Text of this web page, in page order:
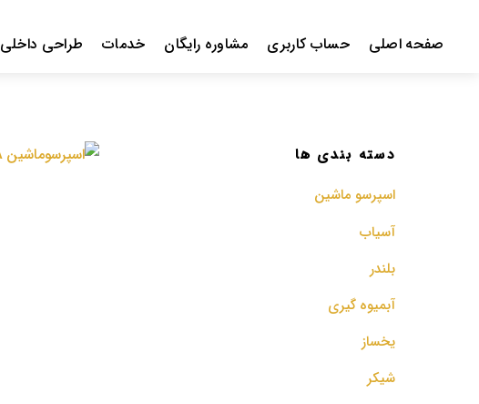
صفحه اصلی حساب کاربری مشاوره رایگان خدمات طراحی داخلی
دسته بندی ها
اسپرسو‌ ماشین
آسیاب
بلندر
آبمیوه گیری
یخساز
شیکر